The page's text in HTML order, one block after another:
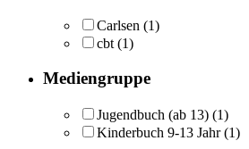
Carlsen (1)
cbt (1)
Mediengruppe
Jugendbuch (ab 13) (1)
Kinderbuch 9-13 Jahr (1)